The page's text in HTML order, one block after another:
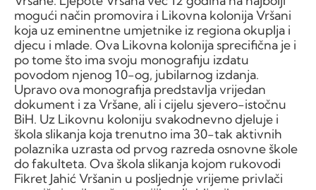
mogući način promovira i Likovna kolonija Vršani
koja uz eminentne umjetnike iz regiona okuplja i
djecu i mlade. Ova Likovna kolonija sprecifična je i
po tome što ima svoju monografiju izdatu
povodom njenog 10-og, jubilarnog izdanja.
Upravo ova monografija predstavlja vrijedan
dokument i za Vršane, ali i cijelu sjevero-istočnu
BiH. Uz Likovnu koloniju svakodnevno djeluje i
škola slikanja koja trenutno ima 30-tak aktivnih
polaznika uzrasta od prvog razreda osnovne škole
do fakulteta. Ova škola slikanja kojom rukovodi
Fikret Jahić Vršanin u posljednje vrijeme privlači